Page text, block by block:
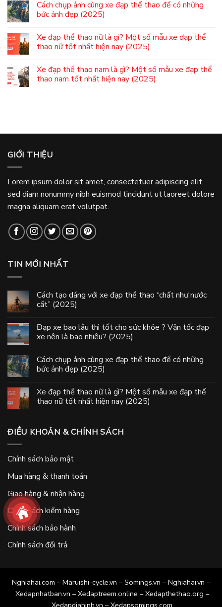
Cách chụp ảnh cùng xe đạp thể thao để có những
bức ảnh đẹp (2025)
Xe đạp thể thao nữ là gì? Một số mẫu xe đạp thể
thao nữ tốt nhất hiện nay (2025)
Xe đạp thể thao nam là gì? Một số mẫu xe đạp thể
thao nam tốt nhất hiện nay (2025)
GIỚI THIỆU
Lorem ipsum dolor sit amet, consectetuer adipiscing elit,
sed diam nonummy nibh euismod tincidunt ut laoreet dolore
magna aliquam erat volutpat.
TIN MỚI NHẤT
Cách tạo dáng với xe đạp thể thao “chất như nước
cất” (2025)
Đạp xe bao lâu thì tốt cho sức khỏe ? Vận tốc đạp
xe nên là bao nhiêu? (2025)
Cách chụp ảnh cùng xe đạp thể thao để có những
bức ảnh đẹp (2025)
Xe đạp thể thao nữ là gì? Một số mẫu xe đạp thể
thao nữ tốt nhất hiện nay (2025)
ĐIỀU KHOẢN & CHÍNH SÁCH
Chính sách bảo mật
Mua hàng & thanh toán
Giao hàng & nhận hàng
Chính sách kiểm hàng
Chính sách bảo hành
Chính sách đổi trả
Nghiahai.com –Maruishi-cycle.vn –Somings.vn –Nghiahai.vn –
Xedapnhatban.vn –Xedaptreem.online –Xedapthethao.org –